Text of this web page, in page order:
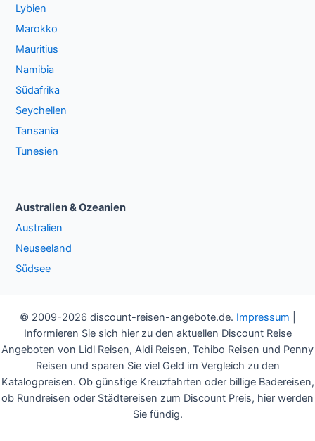
Lybien
Marokko
Mauritius
Namibia
Südafrika
Seychellen
Tansania
Tunesien
Australien & Ozeanien
Australien
Neuseeland
Südsee
© 2009-2026 discount-reisen-angebote.de. Impressum
Informieren Sie sich hier zu den aktuellen Discount Reise
Angeboten von Lidl Reisen, Aldi Reisen, Tchibo Reisen und Penny
Reisen und sparen Sie viel Geld im Vergleich zu den
Katalogpreisen. Ob günstige Kreuzfahrten oder billige Badereisen,
ob Rundreisen oder Städtereisen zum Discount Preis, hier werden
Sie fündig.